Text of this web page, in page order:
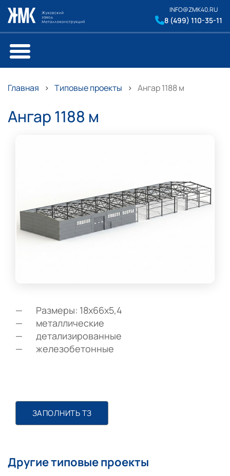
INFO@ZMK40.RU
8 (499) 110-35-11
Главная Типовые проекты Ангар 1188 м
Ангар 1188 м
Размеры: 18х66х5,4
металлические
детализированные
железобетонные
ЗАПОЛНИТЬ ТЗ
Другие типовые проекты